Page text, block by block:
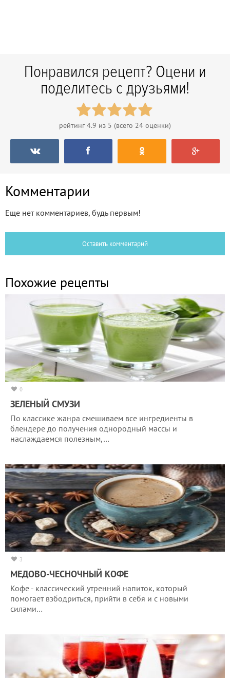
Понравился рецепт? Оцени и
поделитесь с друзьями!
рейтинг4.9 из 5 (всего 24 оценки)
Комментарии
Еще нет комментариев, будь первым!
Оставить комментарий
Похожие рецепты
0
ЗЕЛЕНЫЙ СМУЗИ
По классике жанра смешиваем все ингредиенты в
блендере до получения однородный массы и
наслаждаемся полезным,…
3
МЕДОВО-ЧЕСНОЧНЫЙ КОФЕ
Кофе - классический утренний напиток, который
помогает взбодриться, прийти в себя и c новыми
силами…